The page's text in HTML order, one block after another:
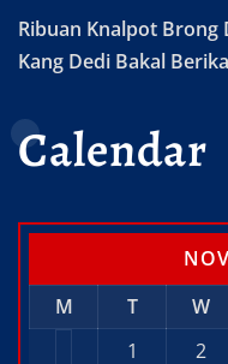
Ribuan Knalpot Brong
Kang Dedi Bakal
Calendar
M
T W
1
2